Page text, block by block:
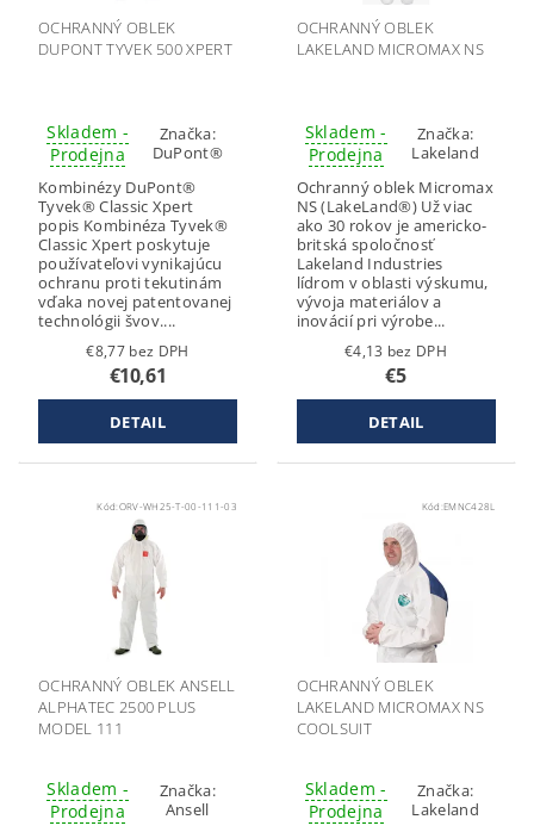
OCHRANNÝ OBLEK
DUPONT TYVEK 500 XPERT
Skladem -
Prodejna
Značka:
DuPont®
Kombinézy DuPont®
Tyvek® Classic Xpert
popis Kombinéza Tyvek®
Classic Xpert poskytuje
používateľovi vynikajúcu
ochranu proti tekutinám
vďaka novej patentovanej
technológii švov....
€8,77 bez DPH
€10,61
DETAIL
OCHRANNÝ OBLEK
LAKELAND MICROMAX NS
Skladem -
Prodejna
Značka:
Lakeland
Ochranný oblek Micromax
NS (LakeLand®) Už viac
ako 30 rokov je americko-
britská spoločnosť
Lakeland Industries
lídrom v oblasti výskumu,
vývoja materiálov a
inovácií pri výrobe...
€4,13 bez DPH
€5
DETAIL
Kód: ORV-WH25-T-00-111-03
OCHRANNÝ OBLEK ANSELL
ALPHATEC 2500 PLUS
MODEL 111
Skladem -
Prodejna
Značka:
Ansell
Kód: EMNC428L
OCHRANNÝ OBLEK
LAKELAND MICROMAX NS
COOLSUIT
Skladem -
Prodejna
Značka:
Lakeland